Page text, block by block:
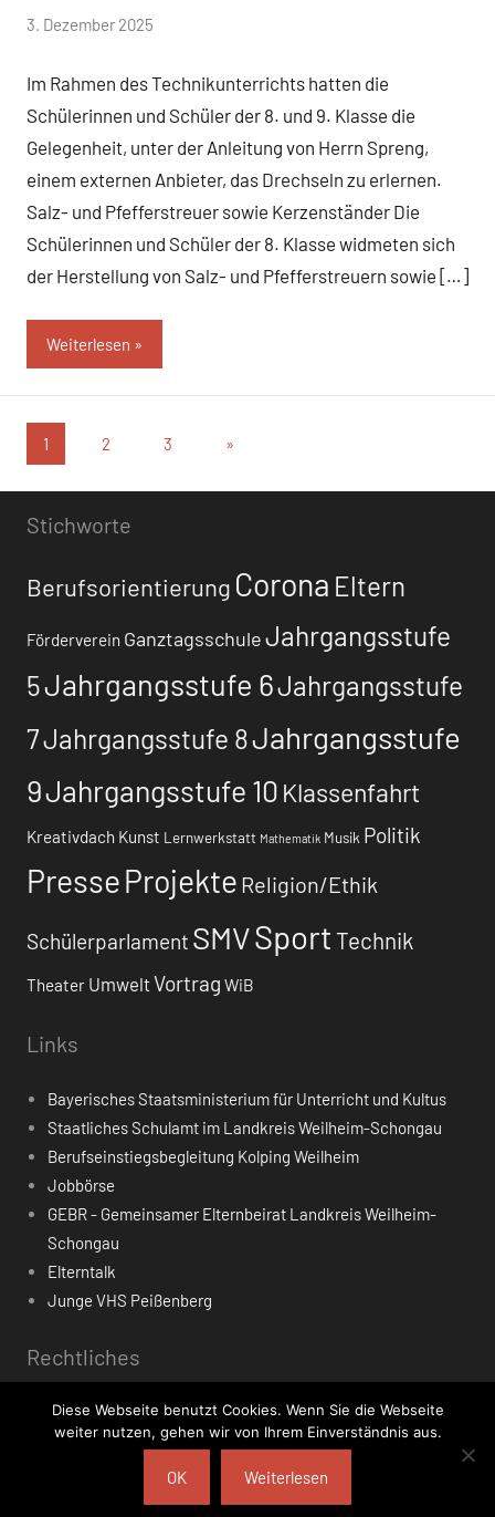
von
Peißenberg
3. Dezember 2025
Im Rahmen des Technikunterrichts hatten die
Schülerinnen und Schüler der 8. und 9. Klasse die
Gelegenheit, unter der Anleitung von Herrn Spreng,
einem externen Anbieter, das Drechseln zu erlernen.
Salz- und Pfefferstreuer sowie Kerzenständer Die
Schülerinnen und Schüler der 8. Klasse widmeten sich
der Herstellung von Salz- und Pfefferstreuern sowie […]
Weiterlesen
Seitennummerierung
der
Beiträge
1 2 3
Nächste
»
Stichworte
Berufsorientierung Corona Eltern
Förderverein GanztagsschuleJahrgangsstufe
5Jahrgangsstufe 6Jahrgangsstufe
7Jahrgangsstufe 8Jahrgangsstufe
9Jahrgangsstufe 10 Klassenfahrt
Kreativdach Kunst Lernwerkstatt Mathematik Musik Politik
PresseProjekte Religion/Ethik
Schülerparlament SMVSport Technik
Theater UmweltVortrag WiB
Links
Bayerisches Staatsministerium für Unterricht und Kultus
Staatliches Schulamt im Landkreis Weilheim-Schongau
Berufseinstiegsbegleitung Kolping Weilheim
Jobbörse
GEBR - Gemeinsamer Elternbeirat Landkreis Weilheim-
Schongau
Elterntalk
Junge VHS Peißenberg
Rechtliches
Impressum
Datenschutzerklärung
Diese Webseite benutzt Cookies. Wenn Sie die Webseite
weiter nutzen, gehen wir von Ihrem Einverständnis aus.
OK Weiterlesen